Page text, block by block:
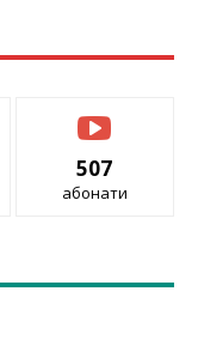
507
абонати